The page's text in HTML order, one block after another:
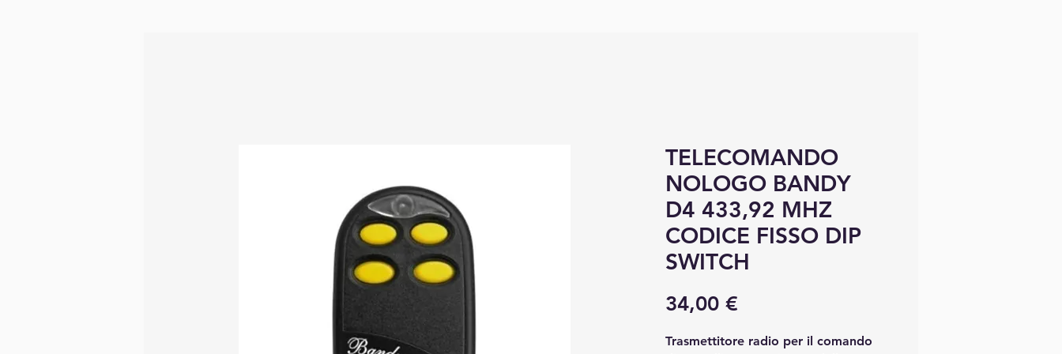
TELECOMANDO
NOLOGO BANDY
D4 433,92 MHZ
CODICE FISSO DIP
SWITCH
34,00 €
Trasmettitore radio per il comando